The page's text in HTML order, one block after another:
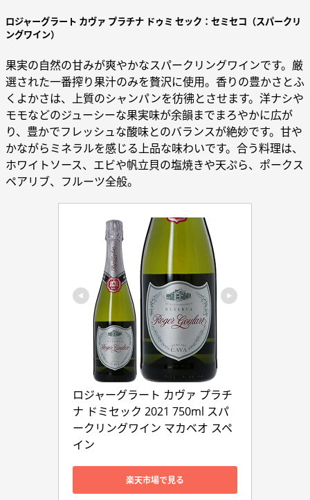
ロジャーグラート カヴァ プラチナ ドゥミ セック：セミセコ（スパークリ
ングワイン）
果実の自然の甘みが爽やかなスパークリングワインです。厳
選された一番搾り果汁のみを贅沢に使用。香りの豊かさとふ
くよかさは、上質のシャンパンを彷彿とさせます。洋ナシや
モモなどのジューシーな果実味が余韻までまろやかに広が
り、豊かでフレッシュな酸味とのバランスが絶妙です。甘や
かながらミネラルを感じる上品な味わいです。合う料理は、
ホワイトソース、エビや帆立貝の塩焼きや天ぷら、ポークス
ペアリブ、フルーツ全般。
ロジャーグラート カヴァ プラチ
ナ ドミセック 2021 750ml スパ
ークリングワイン マカベオ スペ
イン
楽天市場で見る